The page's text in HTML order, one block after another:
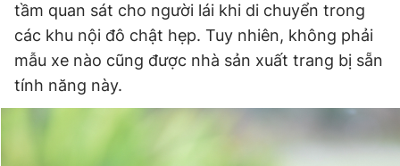
tầm quan sát cho người lái khi di chuyển trong
các khu nội đô chật hẹp. Tuy nhiên, không phải
mẫu xe nào cũng được nhà sản xuất trang bị sẵn
tính năng này.